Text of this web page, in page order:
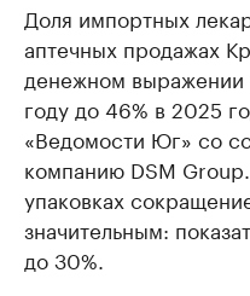
Доля импортных
аптечных продажах
денежном выражении
году до 46% в 2025
«Ведомости Юг» со
компанию DSM
упаковках
значительным:
до 30%.